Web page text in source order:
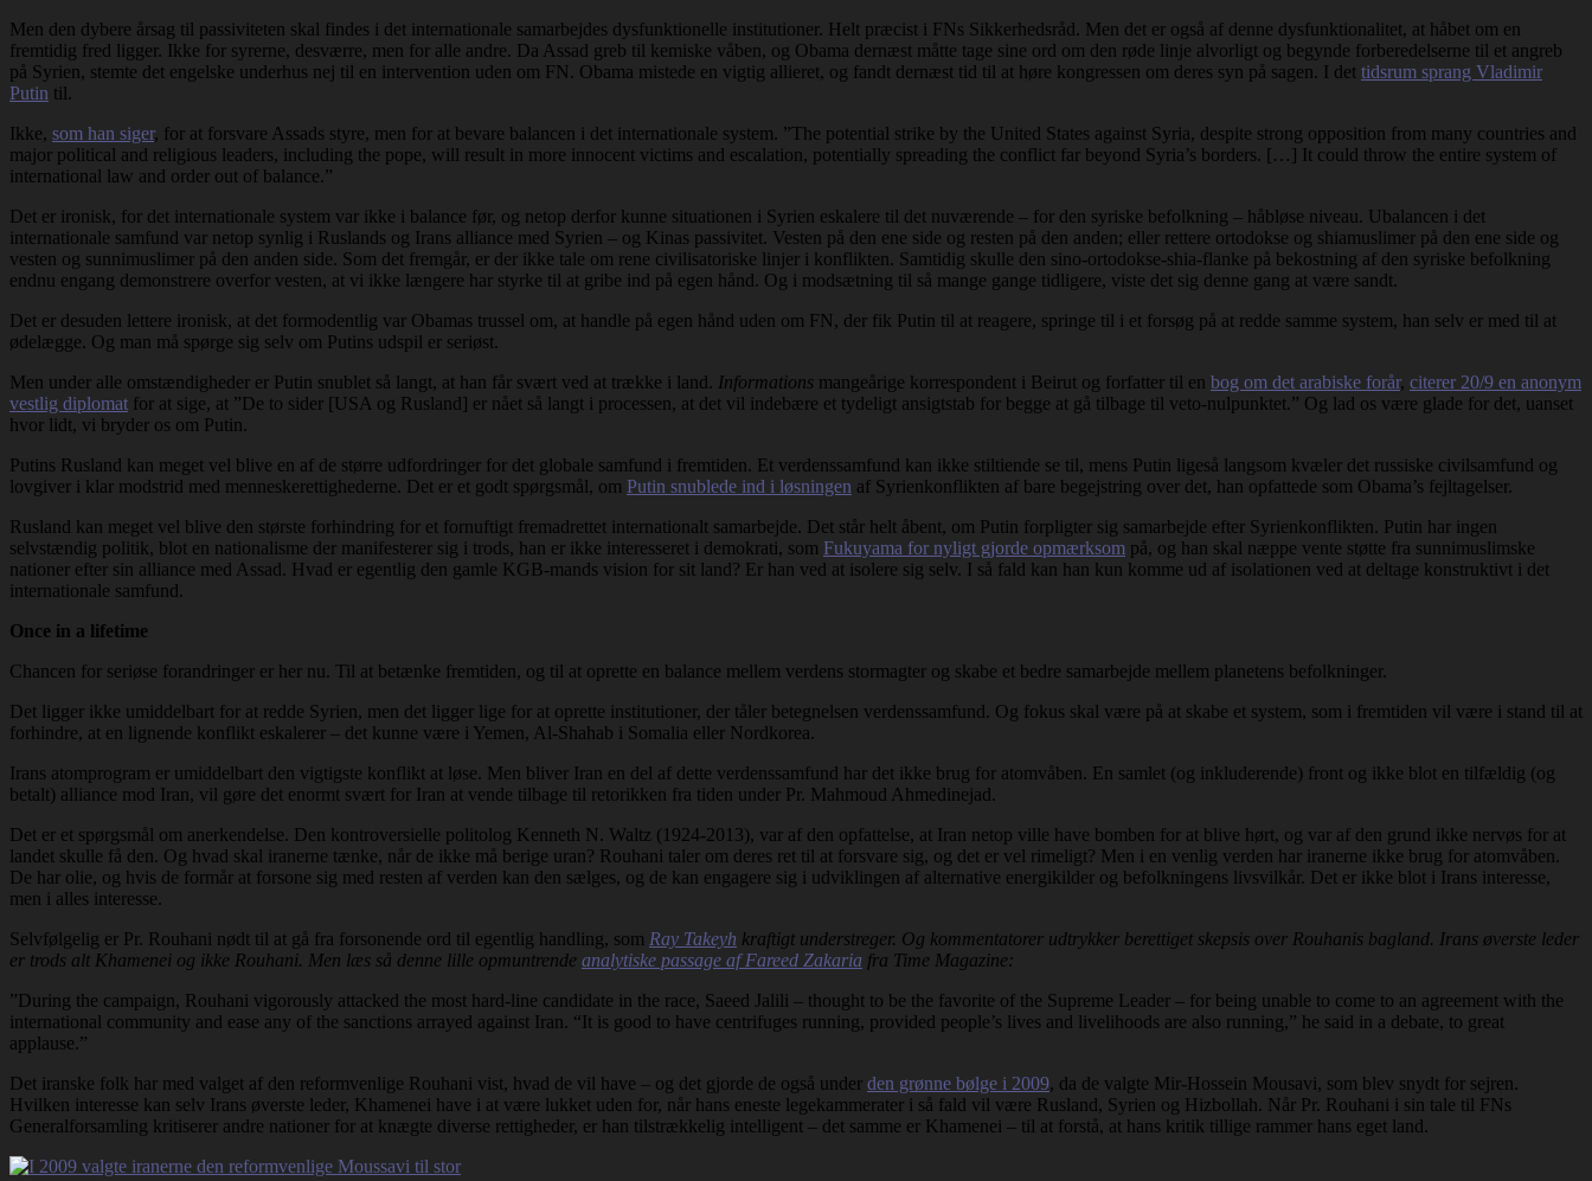
Men den dybere årsag til passiviteten skal findes i det internationale samarbejdes dysfunktionelle institutioner. Helt præcist i FNs Sikkerhedsråd. Men det er også af denne dysfunktionalitet, at håbet om en
fremtidig fred ligger. Ikke for syrerne, desværre, men for alle andre. Da Assad greb til kemiske våben, og Obama dernæst måtte tage sine ord om den røde linje alvorligt og begynde forberedelserne til et angreb
på Syrien, stemte det engelske underhus nej til en intervention uden om FN. Obama mistede en vigtig allieret, og fandt dernæst tid til at høre kongressen om deres syn på sagen. I det tidsrum sprang Vladimir
Putin til.
Ikke, som han siger, for at forsvare Assads styre, men for at bevare balancen i det internationale system. ”The potential strike by the United States against Syria, despite strong opposition from many countries and
major political and religious leaders, including the pope, will result in more innocent victims and escalation, potentially spreading the conflict far beyond Syria’s borders. […] It could throw the entire system of
international law and order out of balance.”
Det er ironisk, for det internationale system var ikke i balance før, og netop derfor kunne situationen i Syrien eskalere til det nuværende – for den syriske befolkning – håbløse niveau. Ubalancen i det
internationale samfund var netop synlig i Ruslands og Irans alliance med Syrien – og Kinas passivitet. Vesten på den ene side og resten på den anden; eller rettere ortodokse og shiamuslimer på den ene side og
vesten og sunnimuslimer på den anden side. Som det fremgår, er der ikke tale om rene civilisatoriske linjer i konflikten. Samtidig skulle den sino-ortodokse-shia-flanke på bekostning af den syriske befolkning
endnu engang demonstrere overfor vesten, at vi ikke længere har styrke til at gribe ind på egen hånd. Og i modsætning til så mange gange tidligere, viste det sig denne gang at være sandt.
Det er desuden lettere ironisk, at det formodentlig var Obamas trussel om, at handle på egen hånd uden om FN, der fik Putin til at reagere, springe til i et forsøg på at redde samme system, han selv er med til at
ødelægge. Og man må spørge sig selv om Putins udspil er seriøst.
Men under alle omstændigheder er Putin snublet så langt, at han får svært ved at trække i land. Informations mangeårige korrespondent i Beirut og forfatter til en bog om det arabiske forår, citerer 20/9 en anonym
vestlig diplomat for at sige, at ”De to sider [USA og Rusland] er nået så langt i processen, at det vil indebære et tydeligt ansigtstab for begge at gå tilbage til veto-nulpunktet.” Og lad os være glade for det, uanset
hvor lidt, vi bryder os om Putin.
Putins Rusland kan meget vel blive en af de større udfordringer for det globale samfund i fremtiden. Et verdenssamfund kan ikke stiltiende se til, mens Putin ligeså langsom kvæler det russiske civilsamfund og
lovgiver i klar modstrid med menneskerettighederne. Det er et godt spørgsmål, om Putin snublede ind i løsningen af Syrienkonflikten af bare begejstring over det, han opfattede som Obama’s fejltagelser.
Rusland kan meget vel blive den største forhindring for et fornuftigt fremadrettet internationalt samarbejde. Det står helt åbent, om Putin forpligter sig samarbejde efter Syrienkonflikten. Putin har ingen
selvstændig politik, blot en nationalisme der manifesterer sig i trods, han er ikke interesseret i demokrati, som Fukuyama for nyligt gjorde opmærksom på, og han skal næppe vente støtte fra sunnimuslimske
nationer efter sin alliance med Assad. Hvad er egentlig den gamle KGB-mands vision for sit land? Er han ved at isolere sig selv. I så fald kan han kun komme ud af isolationen ved at deltage konstruktivt i det
internationale samfund.
Once in a lifetime
Chancen for seriøse forandringer er her nu. Til at betænke fremtiden, og til at oprette en balance mellem verdens stormagter og skabe et bedre samarbejde mellem planetens befolkninger.
Det ligger ikke umiddelbart for at redde Syrien, men det ligger lige for at oprette institutioner, der tåler betegnelsen verdenssamfund. Og fokus skal være på at skabe et system, som i fremtiden vil være i stand til at
forhindre, at en lignende konflikt eskalerer – det kunne være i Yemen, Al-Shahab i Somalia eller Nordkorea.
Irans atomprogram er umiddelbart den vigtigste konflikt at løse. Men bliver Iran en del af dette verdenssamfund har det ikke brug for atomvåben. En samlet (og inkluderende) front og ikke blot en tilfældig (og
betalt) alliance mod Iran, vil gøre det enormt svært for Iran at vende tilbage til retorikken fra tiden under Pr. Mahmoud Ahmedinejad.
Det er et spørgsmål om anerkendelse. Den kontroversielle politolog Kenneth N. Waltz (1924-2013), var af den opfattelse, at Iran netop ville have bomben for at blive hørt, og var af den grund ikke nervøs for at
landet skulle få den. Og hvad skal iranerne tænke, når de ikke må berige uran? Rouhani taler om deres ret til at forsvare sig, og det er vel rimeligt? Men i en venlig verden har iranerne ikke brug for atomvåben.
De har olie, og hvis de formår at forsone sig med resten af verden kan den sælges, og de kan engagere sig i udviklingen af alternative energikilder og befolkningens livsvilkår. Det er ikke blot i Irans interesse,
men i alles interesse.
Selvfølgelig er Pr. Rouhani nødt til at gå fra forsonende ord til egentlig handling, som Ray Takeyh kraftigt understreger. Og kommentatorer udtrykker berettiget skepsis over Rouhanis bagland. Irans øverste leder
er trods alt Khamenei og ikke Rouhani. Men læs så denne lille opmuntrende analytiske passage af Fareed Zakaria fra Time Magazine:
”During the campaign, Rouhani vigorously attacked the most hard-line candidate in the race, Saeed Jalili – thought to be the favorite of the Supreme Leader – for being unable to come to an agreement with the
international community and ease any of the sanctions arrayed against Iran. “It is good to have centrifuges running, provided people’s lives and livelihoods are also running,” he said in a debate, to great
applause.”
Det iranske folk har med valget af den reformvenlige Rouhani vist, hvad de vil have – og det gjorde de også under den grønne bølge i 2009, da de valgte Mir-Hossein Mousavi, som blev snydt for sejren.
Hvilken interesse kan selv Irans øverste leder, Khamenei have i at være lukket uden for, når hans eneste legekammerater i så fald vil være Rusland, Syrien og Hizbollah. Når Pr. Rouhani i sin tale til FNs
Generalforsamling kritiserer andre nationer for at knægte diverse rettigheder, er han tilstrækkelig intelligent – det samme er Khamenei – til at forstå, at hans kritik tillige rammer hans eget land.